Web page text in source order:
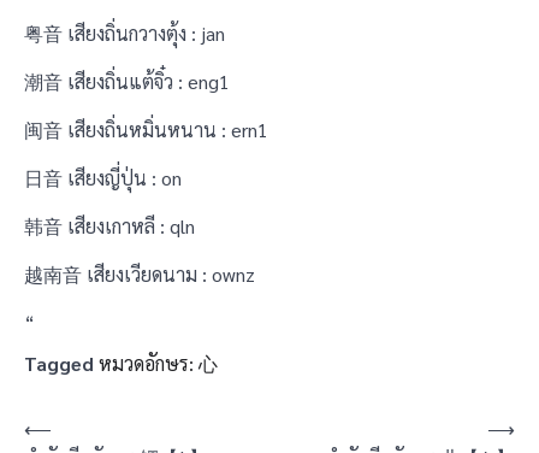
粤音 เสียงถิ่นกวางตุ้ง : jan
潮音 เสียงถิ่นแต้จิ๋ว : eng1
闽音 เสียงถิ่นหมิ่นหนาน : ern1
日音 เสียงญี่ปุ่น : on
韩音 เสียงเกาหลี : qln
越南音 เสียงเวียดนาม : ownz
“
Tagged หมวดอักษร: 心
แนะแนว
⟵
⟶